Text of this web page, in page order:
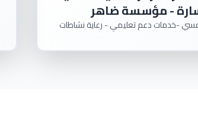
- مؤسسة ضاهر
-خدمات دعم تعليمي - رعاية نشاطات